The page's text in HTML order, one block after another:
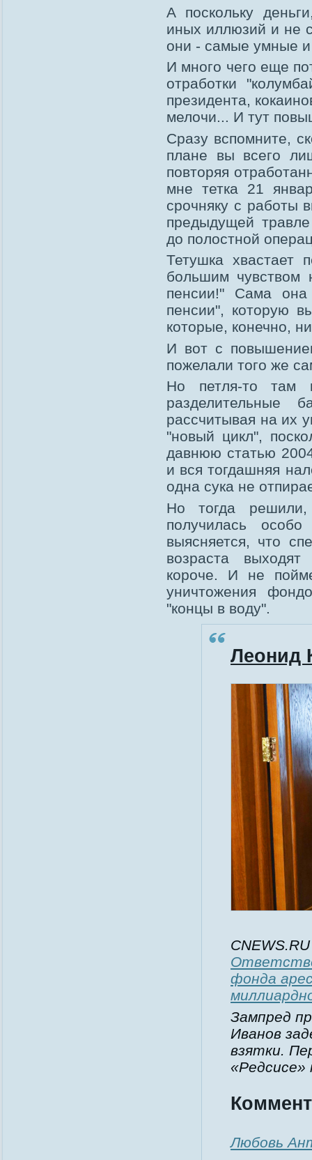
А поскольку
иных иллюзий и не
они - самые умные
И много чего еще
отработки
президента,
мелочи... И тут
Сразу вспомните,
плане вы всего
повторяя
мне тетка 21
срочняку с работы
предыдущей
до полостной
Тетушка хвастает
большим
пенсии!" Сама
пенсии", которую
которые, конечно,
И вот с
пожелали того же
Но петля-то там
разделительные
рассчитывая на их
"новый цикл",
давнюю статью
и вся тогдашняя
одна сука не
Но тогда
получилась
выясняется, что
возраста
короче. И не
уничтожения
"концы в воду".
Леонид
CNEWS.RU
фонда
Зампред
Иванов
взятки.
«Редсисе»
Любовь